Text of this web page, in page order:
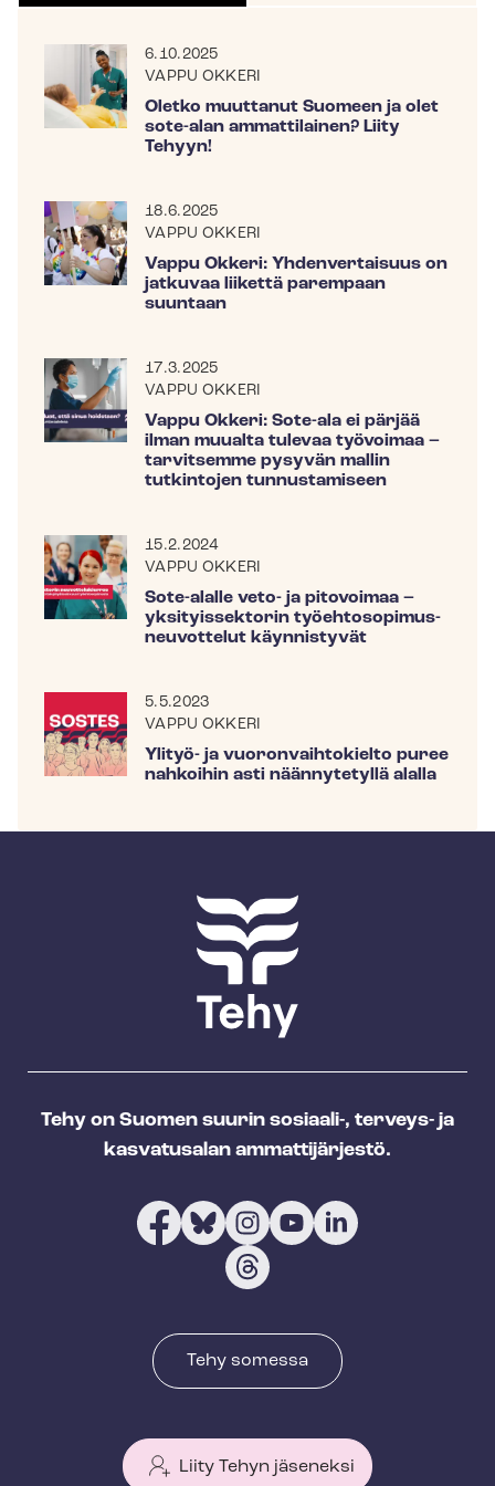
6.10.2025
VAPPU OKKERI
Oletko muuttanut Suomeen ja olet
sote-alan ammattilainen? Liity
Tehyyn!
18.6.2025
VAPPU OKKERI
Vappu Okkeri: Yhdenvertaisuus on
jatkuvaa liikettä parempaan
suuntaan
17.3.2025
VAPPU OKKERI
Vappu Okkeri: Sote-ala ei pärjää
ilman muualta tulevaa työvoimaa –
tarvitsemme pysyvän mallin
tutkintojen tunnustamiseen
15.2.2024
VAPPU OKKERI
Sote-alalle veto- ja pitovoimaa –
yksityissektorin työ­eh­to­so­pi­mus­
neu­vot­te­lut käynnistyvät
5.5.2023
VAPPU OKKERI
Ylityö- ja vuo­ron­vaih­to­kiel­to puree
nahkoihin asti näännytetyllä alalla
Tehy on Suomen suurin sosiaali-, terveys- ja
kasvatusalan ammattijärjestö.
Tehy somessa
Liity Tehyn jäseneksi